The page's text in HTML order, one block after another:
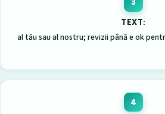
TEXT:
al tău sau al nostru; revizii până e ok